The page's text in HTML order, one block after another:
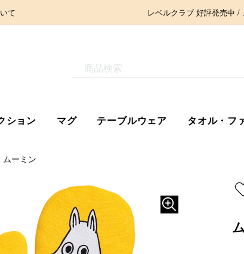
て レベルクラブ 好評発売中 /
ション マグ テーブルウェア タオル・フ
ーミン